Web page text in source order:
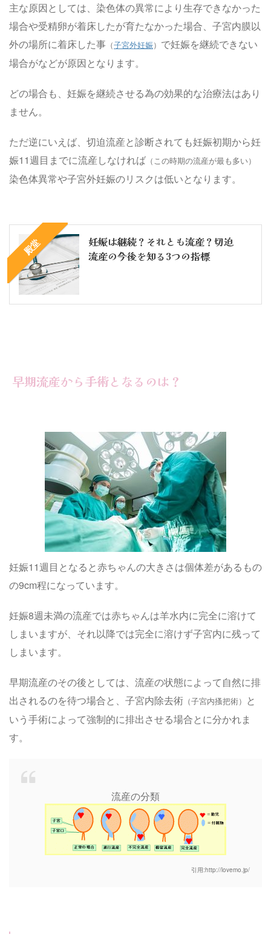
主な原因としては、染色体の異常により生存できなかった
場合や受精卵が着床したが育たなかった場合、子宮内膜以
外の場所に着床した事 （子宮外妊娠） で妊娠を継続できない
場合がなどが原因となります。
どの場合も、妊娠を継続させる為の効果的な治療法はあり
ません。
ただ逆にいえば、切迫流産と診断されても妊娠初期から妊
娠11週目までに流産しなければ （この時期の流産が最も多い）
染色体異常や子宮外妊娠のリスクは低いとなります。
殿堂
妊娠は継続？それとも流産？切迫
流産の今後を知る3つの指標
早期流産から手術となるのは？
妊娠11週目となると赤ちゃんの大きさは個体差があるもの
の9cm程になっています。
妊娠8週未満の流産では赤ちゃんは羊水内に完全に溶けて
しまいますが、それ以降では完全に溶けず子宮内に残って
しまいます。
早期流産のその後としては、流産の状態によって自然に排
出されるのを待つ場合と、子宮内除去術 （子宮内搔把術） と
いう手術によって強制的に排出させる場合とに分かれま
す。
流産の分類
引用:http://lovemo.jp/